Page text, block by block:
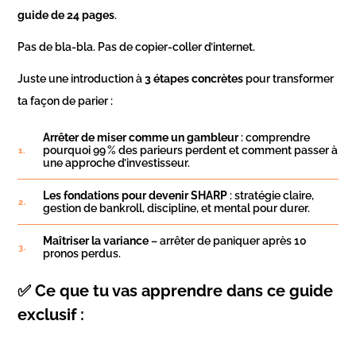
guide de 24 pages.
Pas de bla-bla. Pas de copier-coller d’internet.
Juste une introduction à3 étapes concrètes pour transformer
ta façon de parier :
Arrêter de miser comme un gambleur: comprendre
pourquoi 99 % des parieurs perdent et comment passer à
une approche d’investisseur.
Les fondations pour devenir SHARP : stratégie claire,
gestion de bankroll, discipline, et mental pour durer.
Maîtriser la variance– arrêter de paniquer après 10
pronos perdus.
✅ Ce que tu vas apprendre dans ce guide
exclusif :